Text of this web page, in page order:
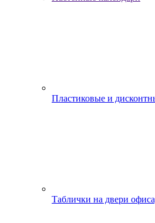
Пластиковые и
Таблички на двери